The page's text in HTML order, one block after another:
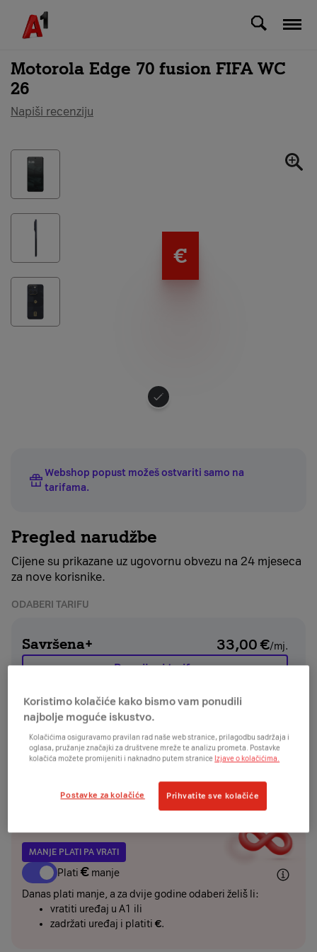
Svi uređaji
Motorola Edge 70 fusion FIFA WC
26
Napiši recenziju
€
Odaberite
Webshop popust možeš ostvariti samo na
tarifama.
Pregled narudžbe
Cijene su prikazane uz ugovornu obvezu na 24 mjeseca
za nove korisnike.
ODABERI TARIFU
Savršena+ 33,00€/mj.
Promijeni tarifu
€
Želim uređaj platiti jednokratno ili karticom na
rate i ostvariti dodatnih €popusta
MANJE PLATI PA VRATI
Plati€ manje
Danas plati manje, a za dvije godine odaberi želiš li:
vratiti uređaj u A1 ili
zadržati uređaj i platiti €.
Koristimo kolačiće kako bismo vam ponudili
najbolje moguće iskustvo.
Kolačićima osiguravamo pravilan rad naše web stranice, prilagodbu sadržaja i
oglasa, pružanje značajki za društvene mreže te analizu prometa. Postavke
kolačića možete promijeniti i naknadno putem stranice Izjave o kolačićima.
Postavke za kolačiće Prihvatite sve kolačiće